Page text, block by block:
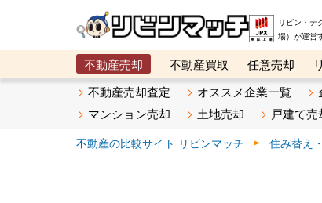
リビン・テ
場）が運
不動産売却 不動産買取 任意売却
メタ住宅展示場
ベスト不動産カンパニー
不動産売却査定 オススメ企業一覧
マンション売却
土地売却 戸建て売
不動産の比較サイト リビンマッチ 住み替え